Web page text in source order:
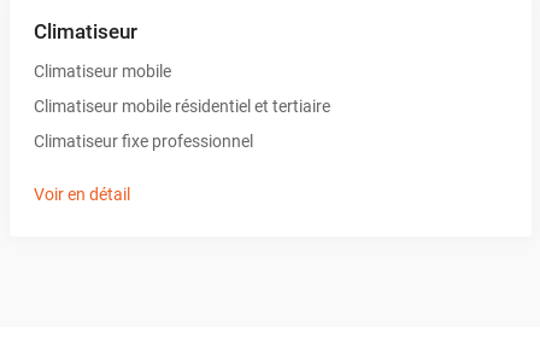
Climatiseur
Climatiseur mobile
Climatiseur mobile résidentiel et tertiaire
Climatiseur fixe professionnel
Voir en détail